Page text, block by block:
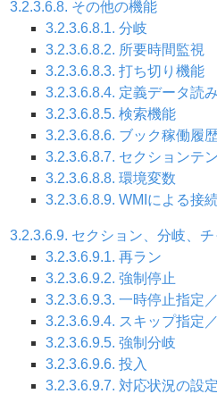
3.2.3.6.8. その他の機能
3.2.3.6.8.1. 分岐
3.2.3.6.8.2. 所要時間監視
3.2.3.6.8.3. 打ち切り機能
3.2.3.6.8.4. 定義データ読
3.2.3.6.8.5. 検索機能
3.2.3.6.8.6. ブック稼働履
3.2.3.6.8.7. セクションテ
3.2.3.6.8.8. 環境変数
3.2.3.6.8.9. WMIによる接
3.2.3.6.9. セクション、分岐、
3.2.3.6.9.1. 再ラン
3.2.3.6.9.2. 強制停止
3.2.3.6.9.3. 一時停止指定
3.2.3.6.9.4. スキップ指定
3.2.3.6.9.5. 強制分岐
3.2.3.6.9.6. 投入
3.2.3.6.9.7. 対応状況の設